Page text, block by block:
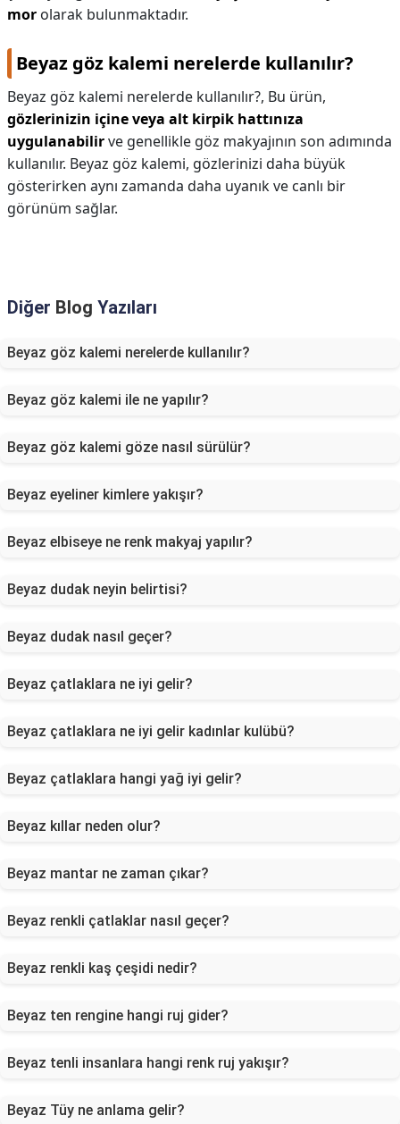
mor olarak bulunmaktadır.
Beyaz göz kalemi nerelerde kullanılır?
Beyaz göz kalemi nerelerde kullanılır?, Bu ürün,
gözlerinizin içine veya alt kirpik hattınıza
uygulanabilirve genellikle göz makyajının son adımında
kullanılır. Beyaz göz kalemi, gözlerinizi daha büyük
gösterirken aynı zamanda daha uyanık ve canlı bir
görünüm sağlar.
Diğer Blog Yazıları
Beyaz göz kalemi nerelerde kullanılır?
Beyaz göz kalemi ile ne yapılır?
Beyaz göz kalemi göze nasıl sürülür?
Beyaz eyeliner kimlere yakışır?
Beyaz elbiseye ne renk makyaj yapılır?
Beyaz dudak neyin belirtisi?
Beyaz dudak nasıl geçer?
Beyaz çatlaklara ne iyi gelir?
Beyaz çatlaklara ne iyi gelir kadınlar kulübü?
Beyaz çatlaklara hangi yağ iyi gelir?
Beyaz kıllar neden olur?
Beyaz mantar ne zaman çıkar?
Beyaz renkli çatlaklar nasıl geçer?
Beyaz renkli kaş çeşidi nedir?
Beyaz ten rengine hangi ruj gider?
Beyaz tenli insanlara hangi renk ruj yakışır?
Beyaz Tüy ne anlama gelir?